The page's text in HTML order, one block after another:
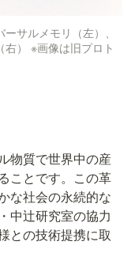
サルメモリ（左）、
右） ※画像は旧プロト
物質で世界中の産
ことです。この革
な社会の永続的な
中辻研究室の協力
との技術提携に取